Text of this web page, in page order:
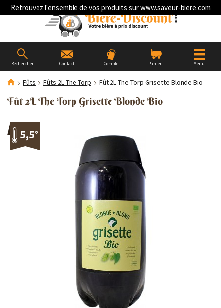
Retrouvez l'ensemble de vos produits surwww.saveur-biere.com
Rechercher Contact Compte Panier Menu
Fûts Fûts 2L The Torp Fût 2L The Torp Grisette Blonde Bio
Fût 2L The Torp Grisette Blonde Bio
5,5°